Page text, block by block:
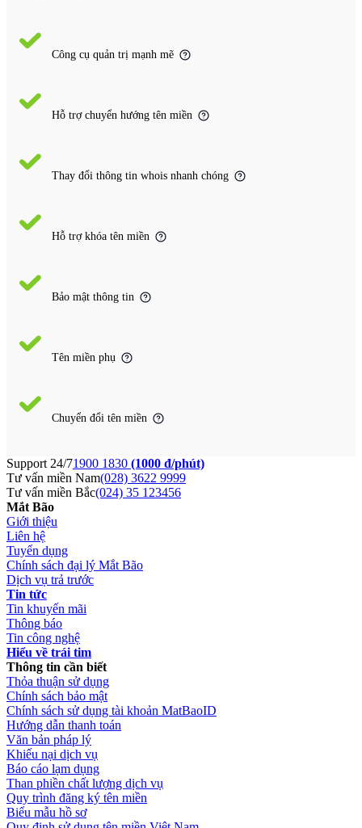
Công cụ quản trị mạnh mẽ
Hỗ trợ chuyển hướng tên miền
Thay đổi thông tin whois nhanh chóng
Hỗ trợ khóa tên miền
Bảo mật thông tin
Tên miền phụ
Chuyển đổi tên miền
Support 24/71900 1830 (1000 đ/phút)
Tư vấn miền Nam(028) 3622 9999
Tư vấn miền Bắc(024) 35 123456
Mắt Bão
Giới thiệu
Liên hệ
Tuyển dụng
Chính sách đại lý Mắt Bão
Dịch vụ trả trước
Tin tức
Tin khuyến mãi
Thông báo
Tin công nghệ
Hiểu về trái tim
Thông tin cần biết
Thỏa thuận sử dụng
Chính sách bảo mật
Chính sách sử dụng tài khoản MatBaoID
Hướng dẫn thanh toán
Văn bản pháp lý
Khiếu nại dịch vụ
Báo cáo lạm dụng
Than phiền chất lượng dịch vụ
Quy trình đăng ký tên miền
Biểu mẫu hồ sơ